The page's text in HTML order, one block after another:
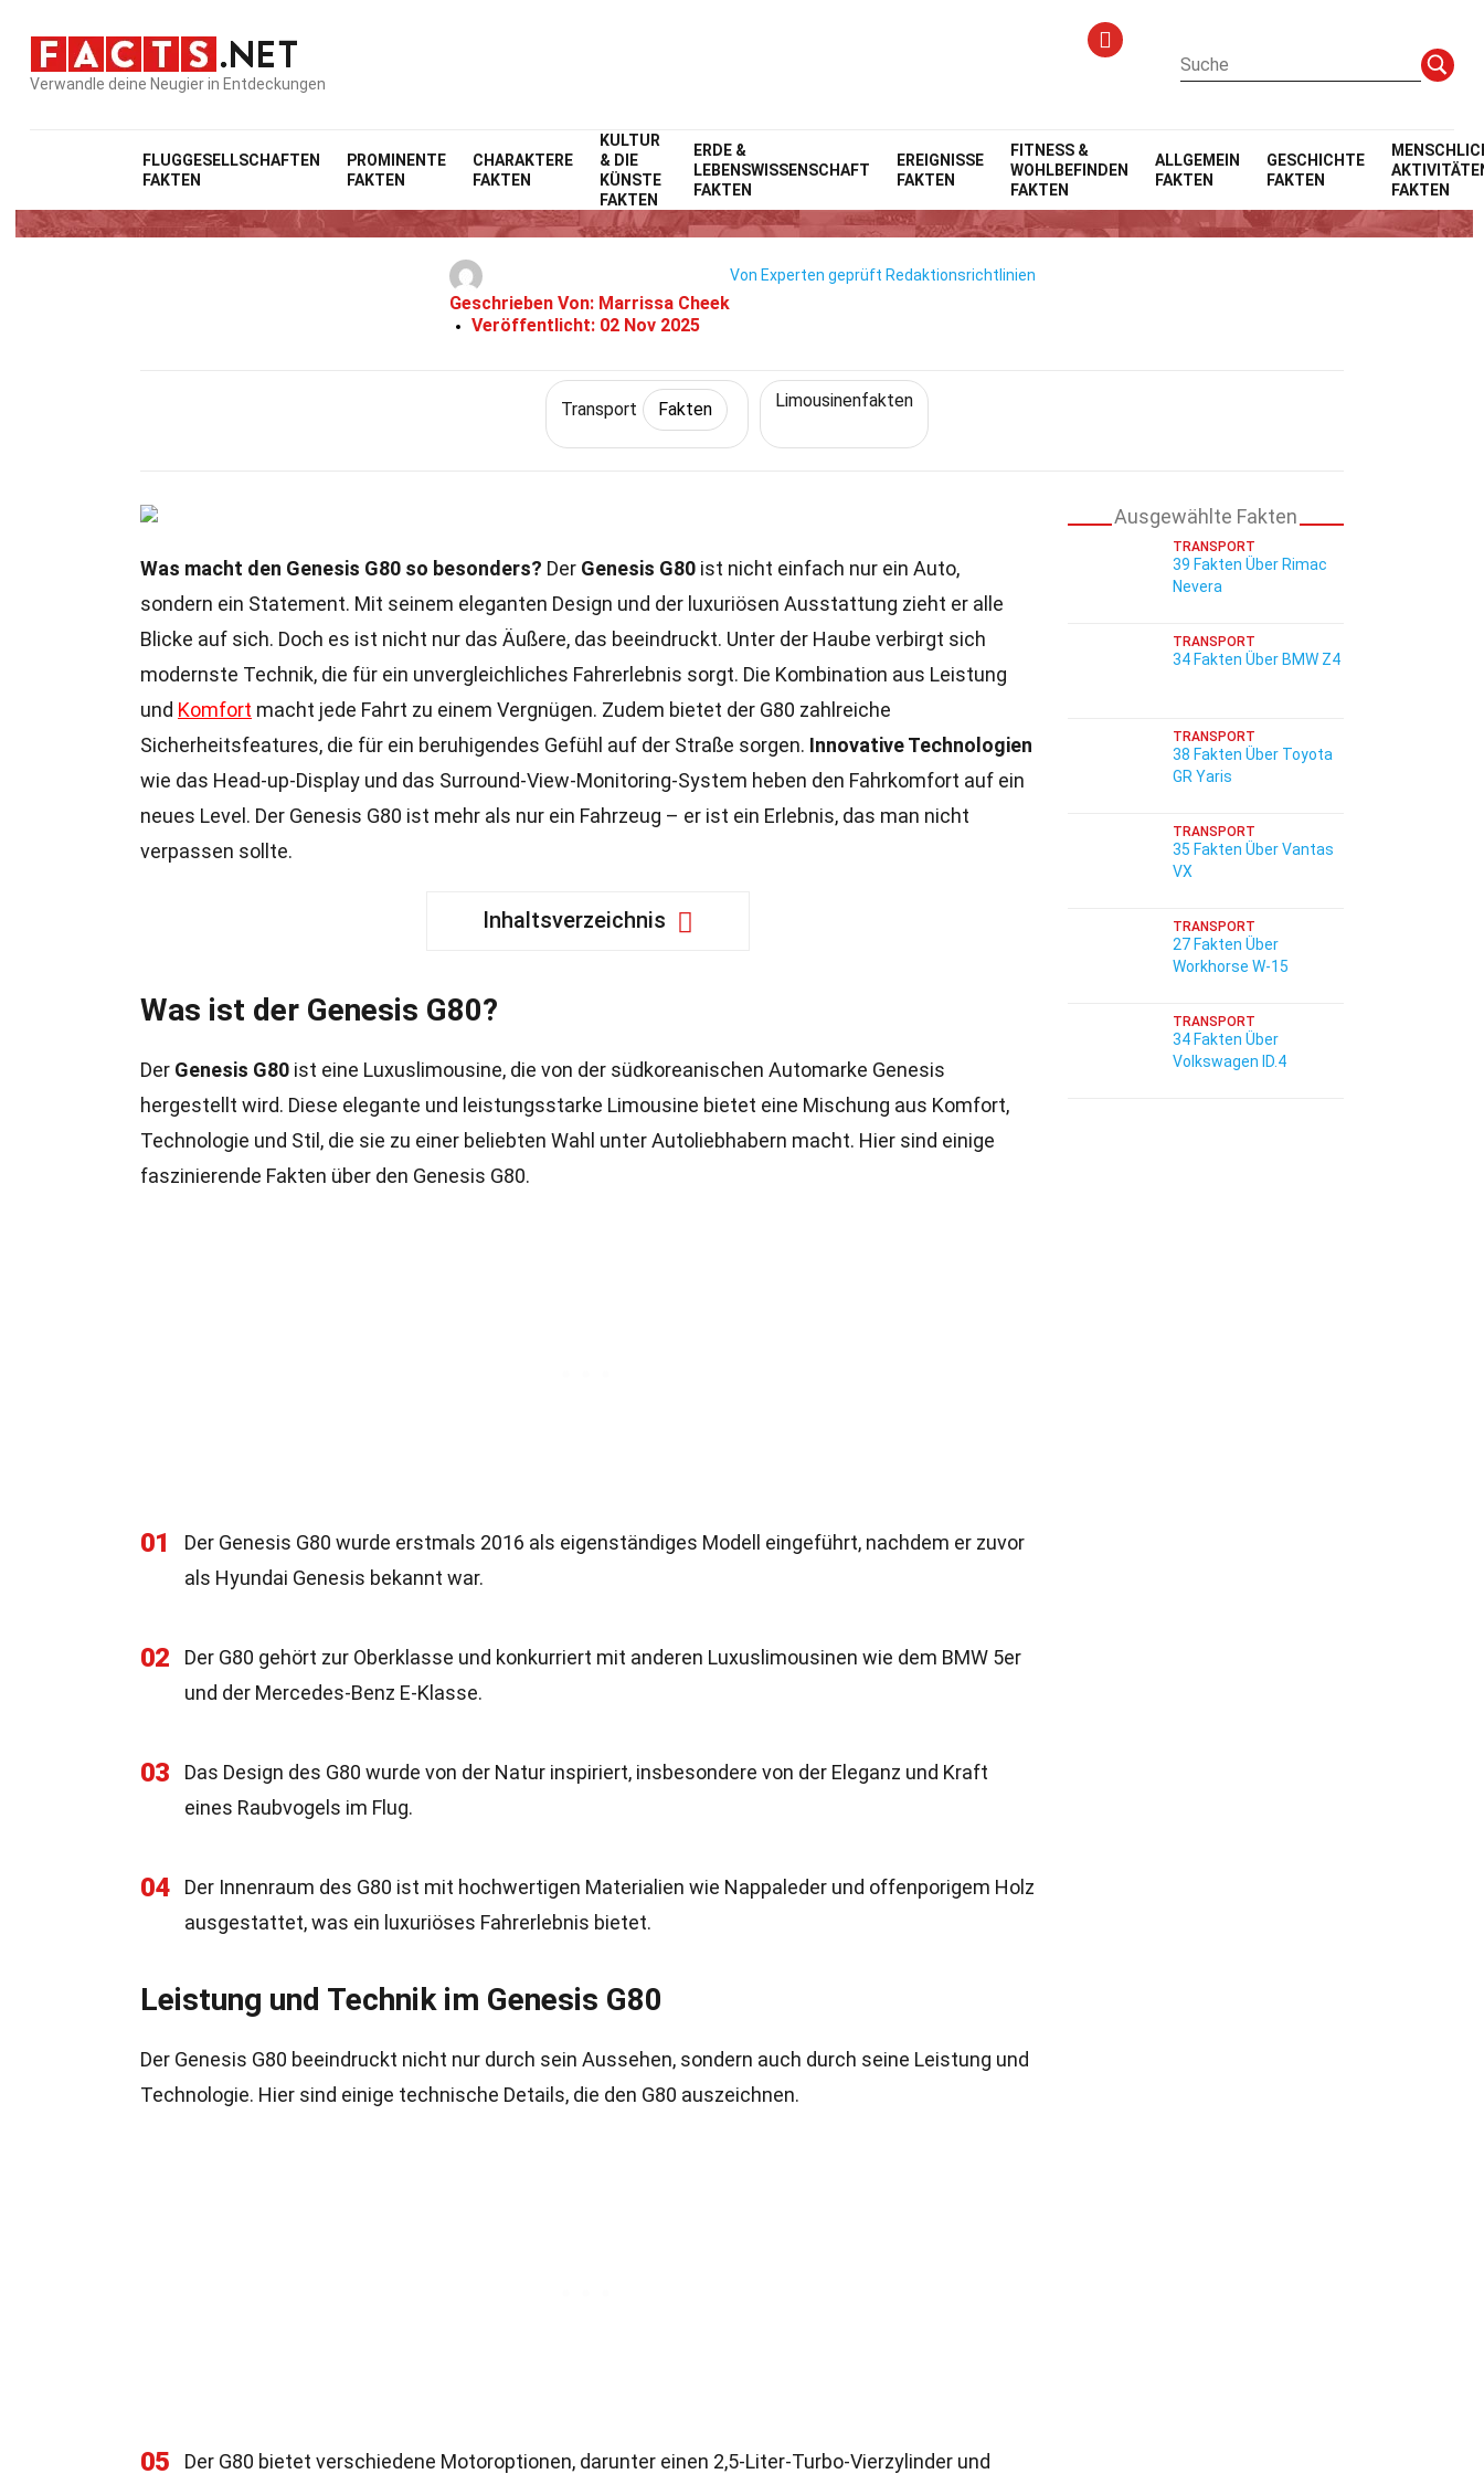
Verwandle deine Neugier in Entdeckungen
FLUGGESELLSCHAFTEN
FAKTEN
PROMINENTE
FAKTEN
CHARAKTERE
FAKTEN
KULTUR
& DIE
KÜNSTE
FAKTEN
ERDE &
LEBENSWISSENSCHAFT
FAKTEN
EREIGNISSE
FAKTEN
FITNESS &
WOHLBEFINDEN
FAKTEN
ALLGEMEIN
FAKTEN
GESCHICHTE
FAKTEN
FAKTEN
Home Technik & Wissenschaften TransportFakten
33 Fakten Über Genesis G80
Geschrieben Von: Marrissa Cheek
Veröffentlicht: 02 Nov 2025
Von Experten geprüft Redaktionsrichtlinien
Transport Fakten Limousinenfakten
Was macht den Genesis G80 so besonders? Der Genesis G80 ist nicht einfach nur ein Auto,
sondern ein Statement. Mit seinem eleganten Design und der luxuriösen Ausstattung zieht er alle
Blicke auf sich. Doch es ist nicht nur das Äußere, das beeindruckt. Unter der Haube verbirgt sich
modernste Technik, die für ein unvergleichliches Fahrerlebnis sorgt. Die Kombination aus Leistung
und Komfort macht jede Fahrt zu einem Vergnügen. Zudem bietet der G80 zahlreiche
Sicherheitsfeatures, die für ein beruhigendes Gefühl auf der Straße sorgen. Innovative Technologien
wie das Head-up-Display und das Surround-View-Monitoring-System heben den Fahrkomfort auf ein
neues Level. Der Genesis G80 ist mehr als nur ein Fahrzeug – er ist ein Erlebnis, das man nicht
verpassen sollte.
Inhaltsverzeichnis
Was ist der Genesis G80?
Der Genesis G80 ist eine Luxuslimousine, die von der südkoreanischen Automarke Genesis
hergestellt wird. Diese elegante und leistungsstarke Limousine bietet eine Mischung aus Komfort,
Technologie und Stil, die sie zu einer beliebten Wahl unter Autoliebhabern macht. Hier sind einige
faszinierende Fakten über den Genesis G80.
01
Der Genesis G80 wurde erstmals 2016 als eigenständiges Modell eingeführt, nachdem er zuvor
als Hyundai Genesis bekannt war.
02
Der G80 gehört zur Oberklasse und konkurriert mit anderen Luxuslimousinen wie dem BMW 5er
und der Mercedes-Benz E-Klasse.
03
Das Design des G80 wurde von der Natur inspiriert, insbesondere von der Eleganz und Kraft
eines Raubvogels im Flug.
04
Der Innenraum des G80 ist mit hochwertigen Materialien wie Nappaleder und offenporigem Holz
ausgestattet, was ein luxuriöses Fahrerlebnis bietet.
Leistung und Technik im Genesis G80
Der Genesis G80 beeindruckt nicht nur durch sein Aussehen, sondern auch durch seine Leistung und
Technologie. Hier sind einige technische Details, die den G80 auszeichnen.
05
Der G80 bietet verschiedene Motoroptionen, darunter einen 2,5-Liter-Turbo-Vierzylinder und
Ausgewählte Fakten
TRANSPORT
39 Fakten Über Rimac
Nevera
TRANSPORT
34 Fakten Über BMW Z4
TRANSPORT
38 Fakten Über Toyota
GR Yaris
TRANSPORT
35 Fakten Über Vantas
VX
TRANSPORT
27 Fakten Über
Workhorse W-15
TRANSPORT
34 Fakten Über
Volkswagen ID.4